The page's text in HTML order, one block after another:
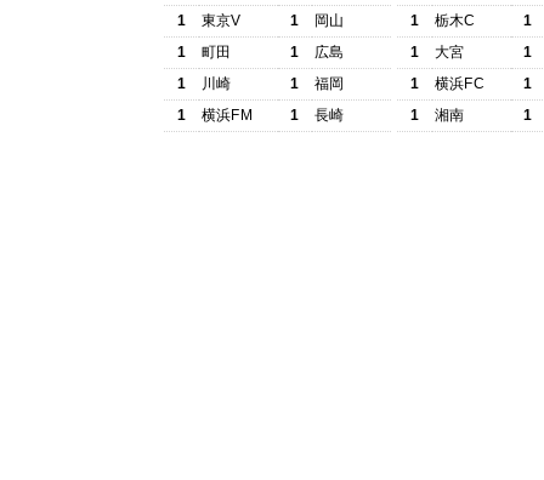
1
東京V 1
岡山
1
町田 1
広島
1
川崎 1
福岡
1
横浜FM 1 長崎
1
栃木C
1
1
大宮
1
1
横浜FC
1
1
湘南 1